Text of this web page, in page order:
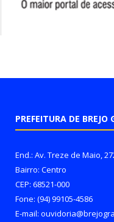
PREFEITURA DE
End.: Av. Treze de Maio,
Bairro: Centro
CEP: 68521-000
Fone: (94) 99105-4586
E-mail: